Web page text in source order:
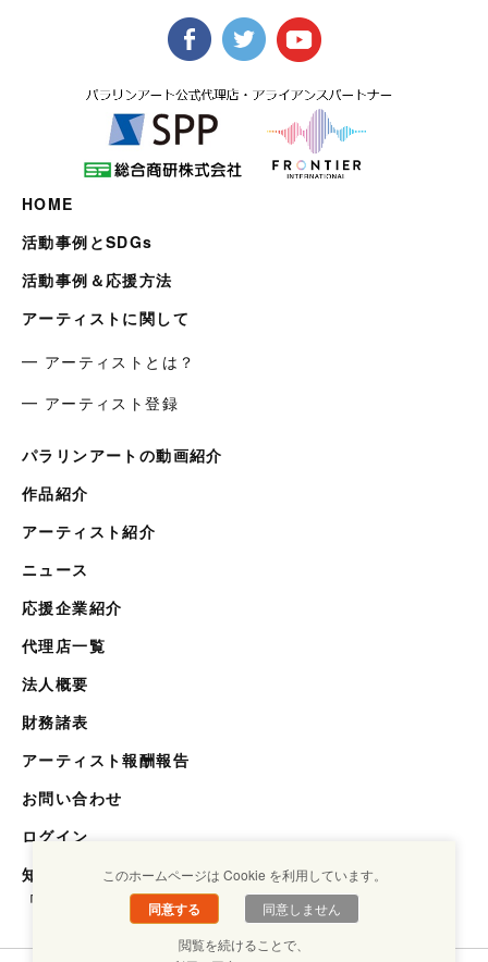
HOME
活動事例とSDGs
活動事例＆応援方法
アーティストに関して
━ アーティストとは？
━ アーティスト登録
パラリンアートの動画紹介
作品紹介
アーティスト紹介
ニュース
応援企業紹介
代理店一覧
法人概要
財務諸表
アーティスト報酬報告
お問い合わせ
ログイン
知らない世界を知るメディア
「キクエスト」
このホームページは Cookie を利用しています。
同意する
同意しません
閲覧を続けることで、